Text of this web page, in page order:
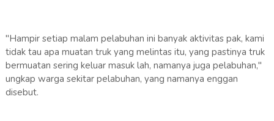
"Hampir setiap malam pelabuhan ini banyak aktivitas pak, kami
tidak tau apa muatan truk yang melintas itu, yang pastinya truk
bermuatan sering keluar masuk lah, namanya juga pelabuhan,"
ungkap warga sekitar pelabuhan, yang namanya enggan
disebut.